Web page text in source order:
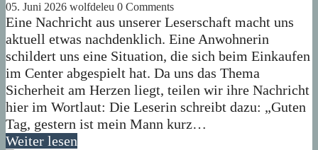
05. Juni 2026 wolfdeleu 0 Comments
Eine Nachricht aus unserer Leserschaft macht uns
aktuell etwas nachdenklich. Eine Anwohnerin
schildert uns eine Situation, die sich beim Einkaufen
im Center abgespielt hat. Da uns das Thema
Sicherheit am Herzen liegt, teilen wir ihre Nachricht
hier im Wortlaut: Die Leserin schreibt dazu: „Guten
Tag, gestern ist mein Mann kurz…
Weiter lesen